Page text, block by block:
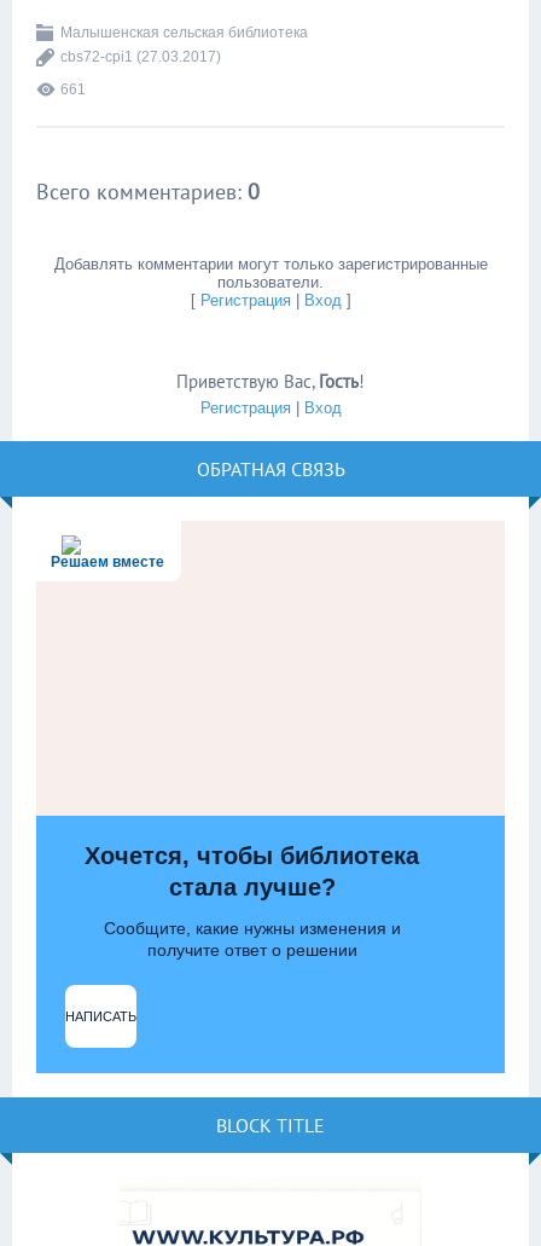
Малышенская сельская библиотека
cbs72-cpi1 (27.03.2017)
661
Всего комментариев: 0
Добавлять комментарии могут только зарегистрированные
пользователи.
[ Регистрация| Вход]
Приветствую Вас, Гость!
Регистрация| Вход
ОБРАТНАЯ СВЯЗЬ
Решаем вместе
Хочется, чтобы библиотека
стала лучше?
Сообщите, какие нужны изменения и
получите ответ о решении
НАПИСАТЬ
BLOCK TITLE